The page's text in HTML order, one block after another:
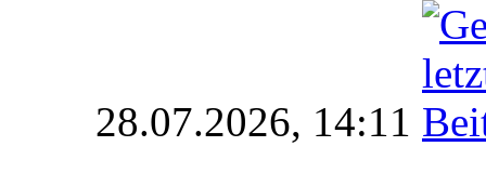
28.07.2026, 14:11